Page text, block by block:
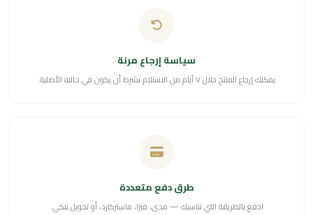
سياسة إرجاع مرنة
يمكنك إرجاع المنتج خلال ٧ أيام من الاستلام بشرط أن يكون في حالته الأصلية.
طرق دفع متعددة
ادفع بالطريقة التي تناسبك — مدى، فيزا، ماستركارد، أو تحويل بنكي.